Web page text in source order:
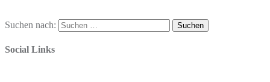
Suchen nach:
Social Links